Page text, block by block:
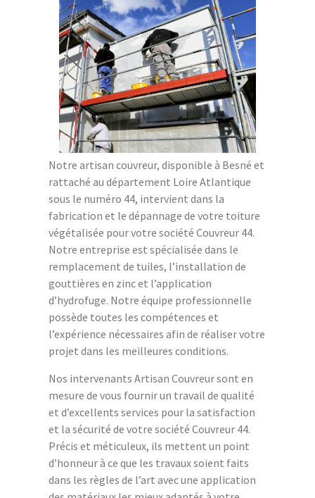
Notre artisan couvreur, disponible à Besné et
rattaché au département Loire Atlantique
sous le numéro 44, intervient dans la
fabrication et le dépannage de votre toiture
végétalisée pour votre société Couvreur 44.
Notre entreprise est spécialisée dans le
remplacement de tuiles, l’installation de
gouttières en zinc et l’application
d’hydrofuge. Notre équipe professionnelle
possède toutes les compétences et
l’expérience nécessaires afin de réaliser votre
projet dans les meilleures conditions.
Nos intervenants Artisan Couvreur sont en
mesure de vous fournir un travail de qualité
et d’excellents services pour la satisfaction
et la sécurité de votre société Couvreur 44.
Précis et méticuleux, ils mettent un point
d’honneur à ce que les travaux soient faits
dans les règles de l’art avec une application